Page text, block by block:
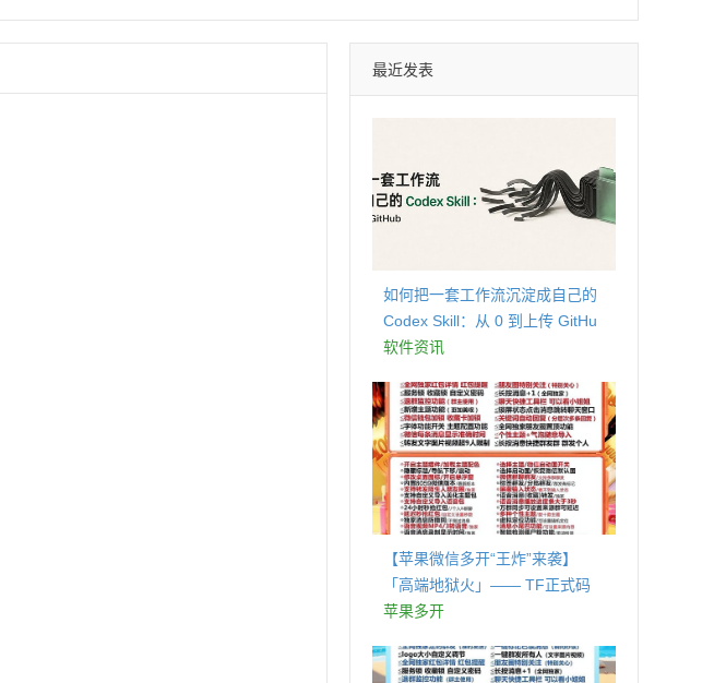
最近发表
如何把一套工作流沉淀成自己的
Codex Skill：从 0 到上传 GitHu
b
软件资讯
【苹果微信多开“王炸”来袭】
「高端地狱火」—— TF正式码
+斗战神8073包，7天退换，安全
苹果多开